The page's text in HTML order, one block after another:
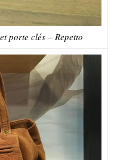
porte clés – Repetto